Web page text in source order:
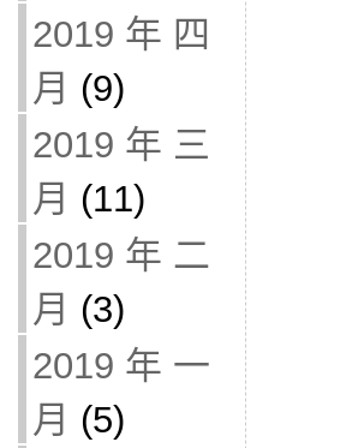
2019 年 四
月 (9)
2019 年 三
月 (11)
2019 年 二
月 (3)
2019 年 一
月 (5)